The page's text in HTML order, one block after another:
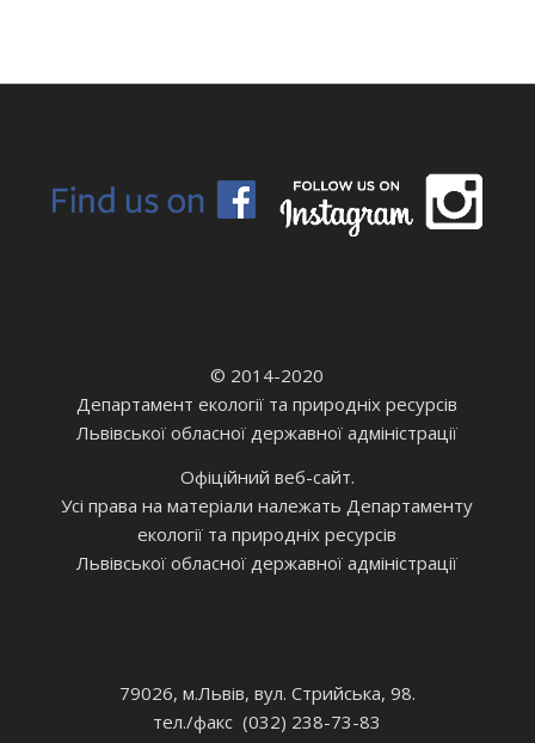
© 2014-2020
Департамент екології та природніх ресурсів
Львівської обласної державної адміністрації
Офіційний веб-сайт.
Усі права на матеріали належать Департаменту
екології та природніх ресурсів
Львівської обласної державної адміністрації
79026, м.Львів, вул. Стрийська, 98.
тел./факс (032) 238-73-83